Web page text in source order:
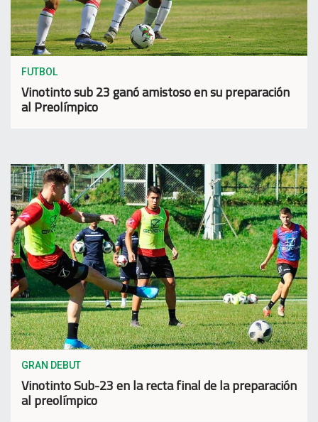
FUTBOL
Vinotinto sub 23 ganó amistoso en su preparación
al Preolímpico
GRAN DEBUT
Vinotinto Sub-23 en la recta final de la preparación
al preolímpico